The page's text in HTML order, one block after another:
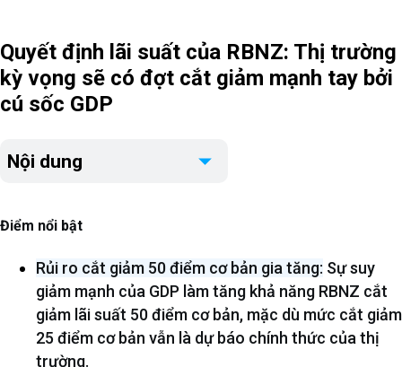
Quyết định lãi suất của RBNZ: Thị trường
kỳ vọng sẽ có đợt cắt giảm mạnh tay bởi
cú sốc GDP
Nội dung
Điểm nổi bật
Rủi ro cắt giảm 50 điểm cơ bản gia tăng: Sự suy
giảm mạnh của GDP làm tăng khả năng RBNZ cắt
giảm lãi suất 50 điểm cơ bản, mặc dù mức cắt giảm
25 điểm cơ bản vẫn là dự báo chính thức của thị
trường.